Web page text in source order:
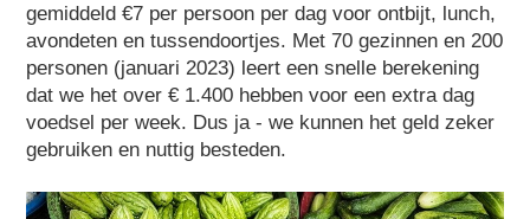
gemiddeld €7 per persoon per dag voor ontbijt, lunch,
avondeten en tussendoortjes. Met 70 gezinnen en 200
personen (januari 2023) leert een snelle berekening
dat we het over € 1.400 hebben voor een extra dag
voedsel per week. Dus ja - we kunnen het geld zeker
gebruiken en nuttig besteden.